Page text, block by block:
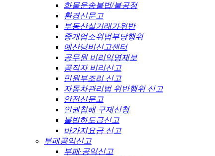
화물운송불법/불공정
환경신문고
부동산실거래가위반
중개업소위법부당행위
예산낭비신고센터
공무원 비리익명제보
공직자 비리신고
민원부조리 신고
자동차관리법 위반행위 신고
안전신문고
인권침해 구제신청
불법하도급신고
바가지요금 신고
부패공익신고
부패·공익신고